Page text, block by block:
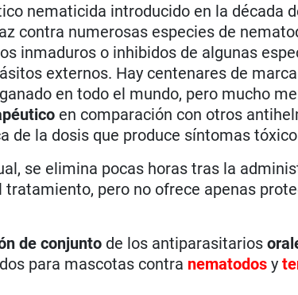
nematicida introducido en la década
contra numerosas especies de
inmaduros o inhibidos de algunas
externos. Hay centenares de
en todo el mundo, pero mucho
en comparación con otros
de la dosis que produce síntomas
se elimina pocas horas tras la
pero no ofrece apenas
de conjunto de los antiparasitarios
para mascotas contra nematodos y